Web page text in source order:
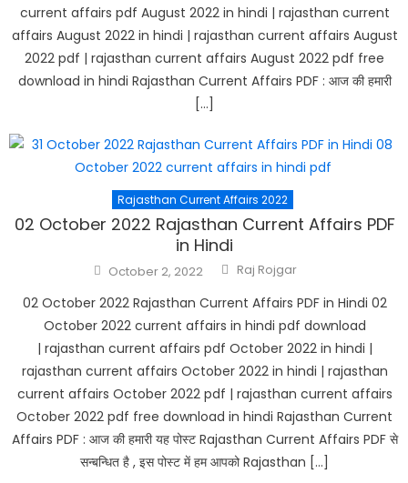
current affairs pdf August 2022 in hindi | rajasthan current
affairs August 2022 in hindi | rajasthan current affairs August
2022 pdf | rajasthan current affairs August 2022 pdf free
download in hindi Rajasthan Current Affairs PDF : आज की हमारी
[…]
Rajasthan Current Affairs 2022
02 October 2022 Rajasthan Current Affairs PDF
in Hindi
Posted
on
October 2, 2022 Author
Raj Rojgar
02 October 2022 Rajasthan Current Affairs PDF in Hindi 02
October 2022 current affairs in hindi pdf download
| rajasthan current affairs pdf October 2022 in hindi |
rajasthan current affairs October 2022 in hindi | rajasthan
current affairs October 2022 pdf | rajasthan current affairs
October 2022 pdf free download in hindi Rajasthan Current
Affairs PDF : आज की हमारी यह पोस्ट Rajasthan Current Affairs PDF से
सन्बन्धित है , इस पोस्ट में हम आपको Rajasthan […]